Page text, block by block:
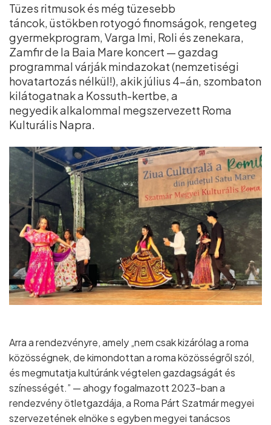
Tüzes ritmusok és még tüzesebb
táncok, üstökben rotyogó finomságok, rengeteg
gyermekprogram, Varga Imi, Roli és zenekara,
Zamfir de la Baia Mare koncert — gazdag
programmal várják mindazokat (nemzetiségi
hovatartozás nélkül!), akik július 4-án, szombaton
kilátogatnak a Kossuth-kertbe, a
negyedik alkalommal megszervezett Roma
Kulturális Napra.
Arra a rendezvényre, amely „nem csak kizárólag a roma
közösségnek, de kimondottan a roma közösségről szól,
és megmutatja kultúránk végtelen gazdagságát és
színességét.” — ahogy fogalmazott 2023–ban a
rendezvény ötletgazdája, a Roma Párt Szatmár megyei
szervezetének elnöke s egyben megyei tanácsos